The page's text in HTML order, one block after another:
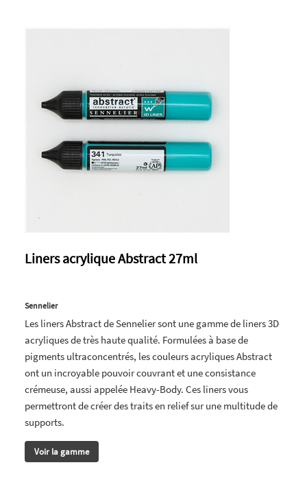
Liners acrylique Abstract 27ml
Sennelier
Les liners Abstract de Sennelier sont une gamme de liners 3D
acryliques de très haute qualité. Formulées à base de
pigments ultraconcentrés, les couleurs acryliques Abstract
ont un incroyable pouvoir couvrant et une consistance
crémeuse, aussi appelée Heavy-Body. Ces liners vous
permettront de créer des traits en relief sur une multitude de
supports.
Voir la gamme